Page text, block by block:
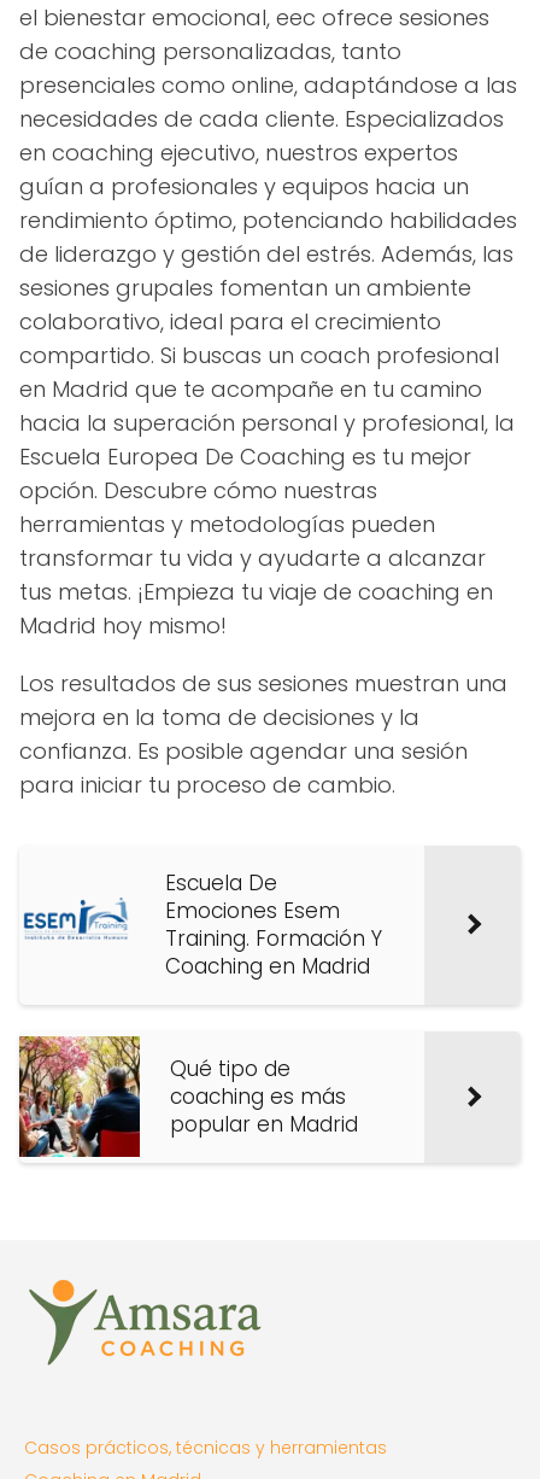
el bienestar emocional, eec ofrece sesiones
de coaching personalizadas, tanto
presenciales como online, adaptándose a las
necesidades de cada cliente. Especializados
en coaching ejecutivo, nuestros expertos
guían a profesionales y equipos hacia un
rendimiento óptimo, potenciando habilidades
de liderazgo y gestión del estrés. Además, las
sesiones grupales fomentan un ambiente
colaborativo, ideal para el crecimiento
compartido. Si buscas un coach profesional
en Madrid que te acompañe en tu camino
hacia la superación personal y profesional, la
Escuela Europea De Coaching es tu mejor
opción. Descubre cómo nuestras
herramientas y metodologías pueden
transformar tu vida y ayudarte a alcanzar
tus metas. ¡Empieza tu viaje de coaching en
Madrid hoy mismo!
Los resultados de sus sesiones muestran una
mejora en la toma de decisiones y la
confianza. Es posible agendar una sesión
para iniciar tu proceso de cambio.
Escuela De
Emociones Esem
Training. Formación Y
Coaching en Madrid
Qué tipo de
coaching es más
popular en Madrid
Casos prácticos, técnicas y herramientas